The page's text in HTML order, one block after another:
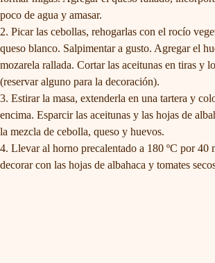
poco de agua y amasar.
Picar las cebollas, rehogarlas con el rocío
queso blanco. Salpimentar a gusto. Agregar el
mozarela rallada. Cortar las aceitunas en tiras y
(reservar alguno para la decoración).
Estirar la masa, extenderla en una tartera y
encima. Esparcir las aceitunas y las hojas de
la mezcla de cebolla, queso y huevos.
Llevar al horno precalentado a 180 ºC por 40
decorar con las hojas de albahaca y tomates